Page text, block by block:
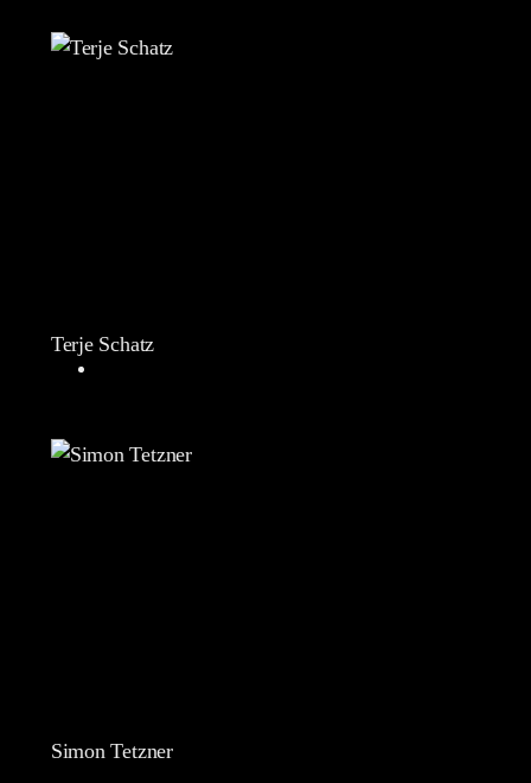
Terje Schatz
Simon Tetzner